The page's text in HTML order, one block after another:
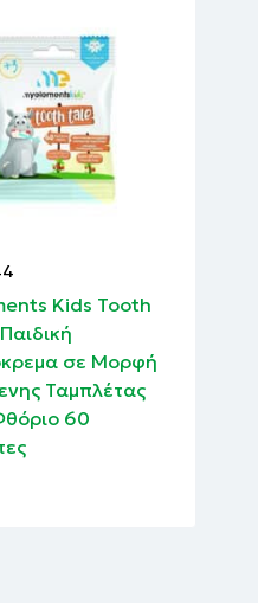
Kids Tooth
σε Μορφή
Ταμπλέτας
60